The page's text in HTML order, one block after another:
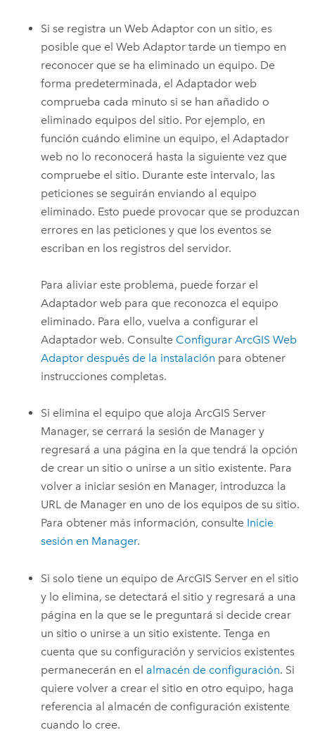
Si se registra un Web Adaptor con un sitio, es
posible que el Web Adaptor tarde un tiempo en
reconocer que se ha eliminado un equipo. De
forma predeterminada, el Adaptador web
comprueba cada minuto si se han añadido o
eliminado equipos del sitio. Por ejemplo, en
función cuándo elimine un equipo, el Adaptador
web no lo reconocerá hasta la siguiente vez que
compruebe el sitio. Durante este intervalo, las
peticiones se seguirán enviando al equipo
eliminado. Esto puede provocar que se produzcan
errores en las peticiones y que los eventos se
escriban en los registros del servidor.
Para aliviar este problema, puede forzar el
Adaptador web para que reconozca el equipo
eliminado. Para ello, vuelva a configurar el
Adaptador web. Consulte Configurar ArcGIS Web
Adaptor después de la instalación para obtener
instrucciones completas.
Si elimina el equipo que aloja ArcGIS Server
Manager, se cerrará la sesión de Manager y
regresará a una página en la que tendrá la opción
de crear un sitio o unirse a un sitio existente. Para
volver a iniciar sesión en Manager, introduzca la
URL de Manager en uno de los equipos de su sitio.
Para obtener más información, consulte Inicie
sesión en Manager.
Si solo tiene un equipo deArcGIS Server en el sitio
y lo elimina, se detectará el sitio y regresará a una
página en la que se le preguntará si decide crear
un sitio o unirse a un sitio existente. Tenga en
cuenta que su configuración y servicios existentes
permanecerán en el almacén de configuración. Si
quiere volver a crear el sitio en otro equipo, haga
referencia al almacén de configuración existente
cuando lo cree.